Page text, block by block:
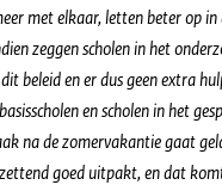
met elkaar, letten beter op in
zeggen scholen in het
beleid en er dus geen extra
en scholen in het
na de zomervakantie gaat
goed uitpakt, en dat